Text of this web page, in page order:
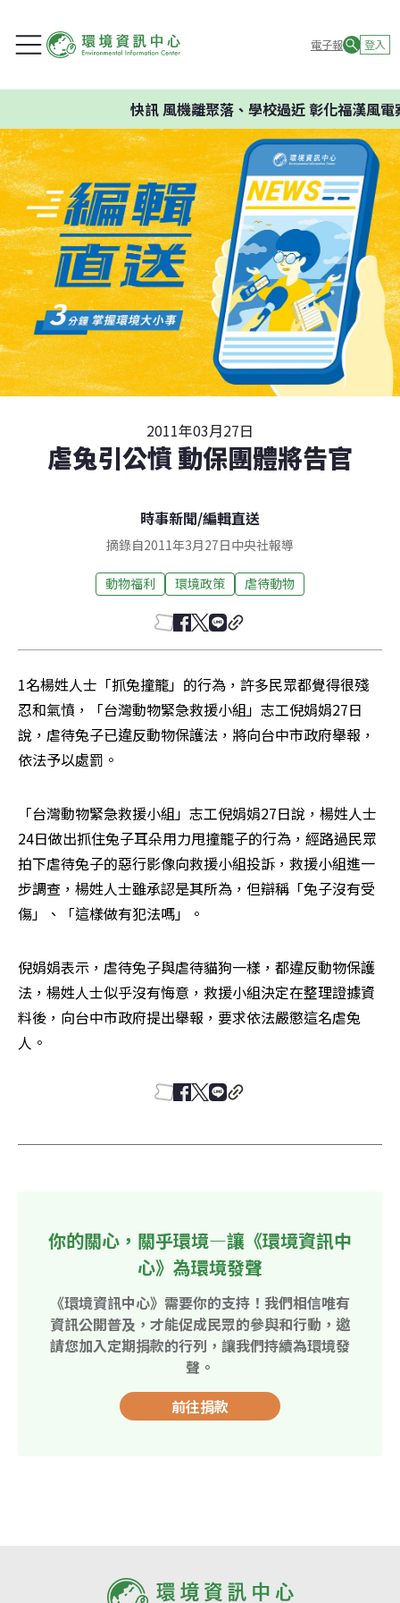
電子報 登入
快訊風機離聚落、學校過近 彰化福漢風電
2011年03月27日
虐兔引公憤 動保團體將告官
時事新聞/編輯直送
摘錄自2011年3月27日中央社報導
動物福利 環境政策 虐待動物
1名楊姓人士「抓兔撞籠」的行為，許多民眾都覺得很殘
忍和氣憤，「台灣動物緊急救援小組」志工倪娟娟27日
說，虐待兔子已違反動物保護法，將向台中市政府舉報，
依法予以處罰。
「台灣動物緊急救援小組」志工倪娟娟27日說，楊姓人士
24日做出抓住兔子耳朵用力甩撞籠子的行為，經路過民眾
拍下虐待兔子的惡行影像向救援小組投訴，救援小組進一
步調查，楊姓人士雖承認是其所為，但辯稱「兔子沒有受
傷」、「這樣做有犯法嗎」。
倪娟娟表示，虐待兔子與虐待貓狗一樣，都違反動物保護
法，楊姓人士似乎沒有悔意，救援小組決定在整理證據資
料後，向台中市政府提出舉報，要求依法嚴懲這名虐兔
人。
你的關心，關乎環境—讓《環境資訊中
心》為環境發聲
《環境資訊中心》需要你的支持！我們相信唯有
資訊公開普及，才能促成民眾的參與和行動，邀
請您加入定期捐款的行列，讓我們持續為環境發
聲。
前往捐款